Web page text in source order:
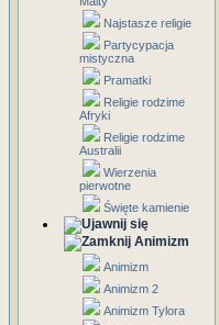
Najstasze religie
Partycypacja
mistyczna
Pramatki
Religie rodzime
Afryki
Religie rodzime
Australii
Wierzenia
pierwotne
Święte kamienie
Animizm
Animizm
Animizm 2
Animizm Tylora